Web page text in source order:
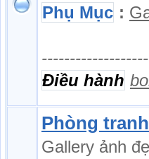
Phụ Mục :
Điều hành
Phòng
Gallery ảnh